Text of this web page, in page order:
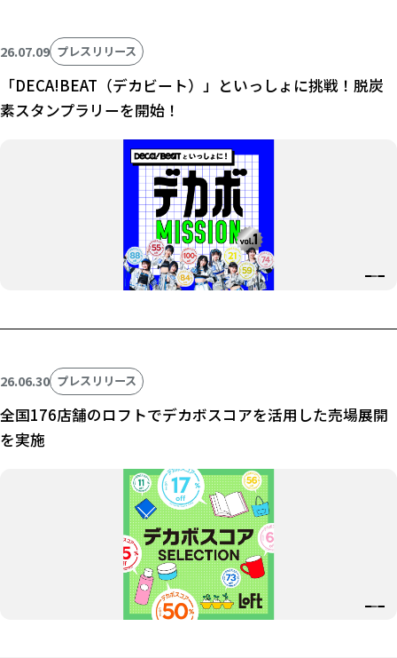
26.07.09 プレスリリース
「DECA!BEAT（デカビート）」といっしょに挑戦！脱炭
素スタンプラリーを開始！
26.06.30 プレスリリース
全国176店舗のロフトでデカボスコアを活用した売場展開
を実施